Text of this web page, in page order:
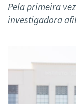
Pela primeira
investigadora